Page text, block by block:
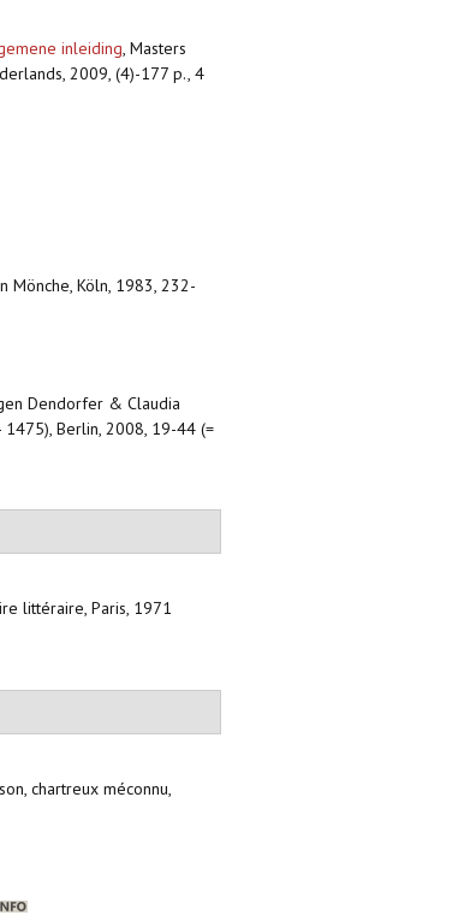
inleiding, Masters
2009, (4)-177 p., 4
Mönche, Köln, 1983, 232-
Dendorfer & Claudia
1475), Berlin, 2008, 19-44 (=
littéraire, Paris, 1971
chartreux méconnu,